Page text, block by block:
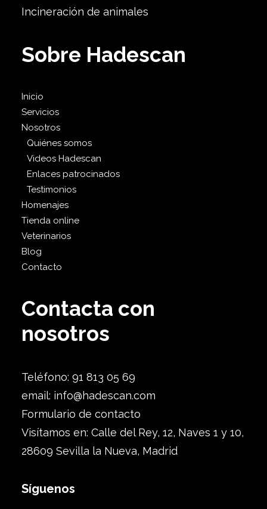
Incineración de animales
Sobre Hadescan
Inicio
Servicios
Nosotros
Quiénes somos
Videos Hadescan
Enlaces patrocinados
Testimonios
Homenajes
Tienda online
Veterinarios
Blog
Contacto
Contacta con
nosotros
Teléfono: 91 813 05 69
email: info@hadescan.com
Formulario de contacto
Visítamos en: Calle del Rey, 12, Naves 1 y 10,
28609 Sevilla la Nueva, Madrid
Síguenos